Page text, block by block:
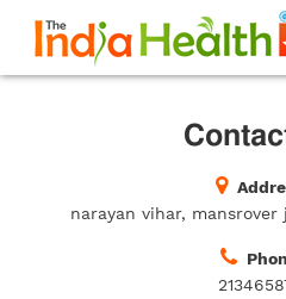
narayan vihar,